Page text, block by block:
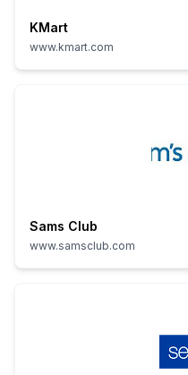
KMart
www.kmart.com
Sams Club
www.samsclub.com